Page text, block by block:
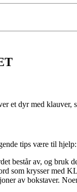
et dyr med klauver,
tips være til hjelp:
består av, og bruk
som krysser med
av bokstaver.